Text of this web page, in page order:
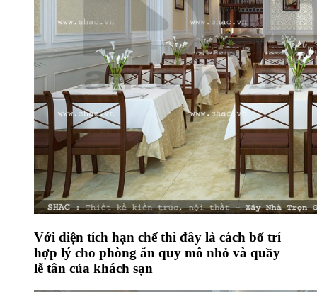
Với diện tích hạn chế thì đây là cách bố trí
hợp lý cho phòng ăn quy mô nhỏ và quầy
lễ tân của khách sạn